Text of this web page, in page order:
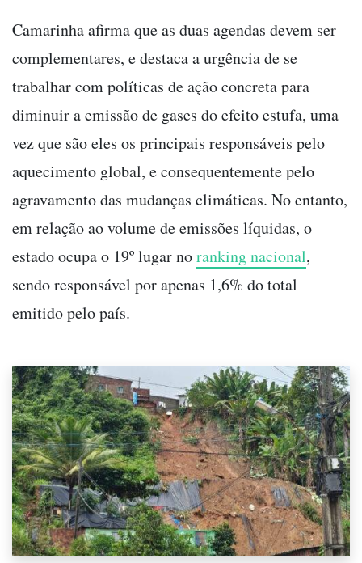
Camarinha afirma que as duas agendas devem ser
complementares, e destaca a urgência de se
trabalhar com políticas de ação concreta para
diminuir a emissão de gases do efeito estufa, uma
vez que são eles os principais responsáveis pelo
aquecimento global, e consequentemente pelo
agravamento das mudanças climáticas. No entanto,
em relação ao volume de emissões líquidas, o
estado ocupa o 19º lugar noranking nacional,
sendo responsável por apenas 1,6% do total
emitido pelo país.